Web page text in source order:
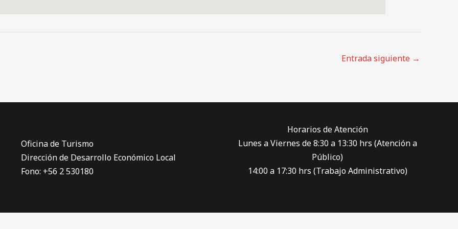
Entrada siguiente →
Oficina de Turismo
Dirección de Desarrollo Económico Local
Fono: +56 2 530180
Horarios de Atención
Lunes a Viernes de 8:30 a 13:30 hrs (Atención a
Público)
14:00 a 17:30 hrs (Trabajo Administrativo)